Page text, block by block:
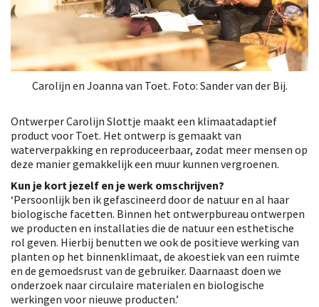
Carolijn en Joanna van Toet. Foto: Sander van der Bij.
Ontwerper Carolijn Slottje maakt een klimaatadaptief
product voor Toet. Het ontwerp is gemaakt van
waterverpakking en reproduceerbaar, zodat meer mensen op
deze manier gemakkelijk een muur kunnen vergroenen.
Kun je kort jezelf en je werk omschrijven?
‘Persoonlijk ben ik gefascineerd door de natuur en al haar
biologische facetten. Binnen het ontwerpbureau ontwerpen
we producten en installaties die de natuur een esthetische
rol geven. Hierbij benutten we ook de positieve werking van
planten op het binnenklimaat, de akoestiek van een ruimte
en de gemoedsrust van de gebruiker. Daarnaast doen we
onderzoek naar circulaire materialen en biologische
werkingen voor nieuwe producten.’